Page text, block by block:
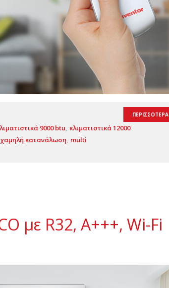
ΠΕΡΙΣΣΟΤΕΡΑ
9000 btu κλιματιστικά 12000
χαμηλή κατανάλωση multi
με R32, A+++, Wi-Fi